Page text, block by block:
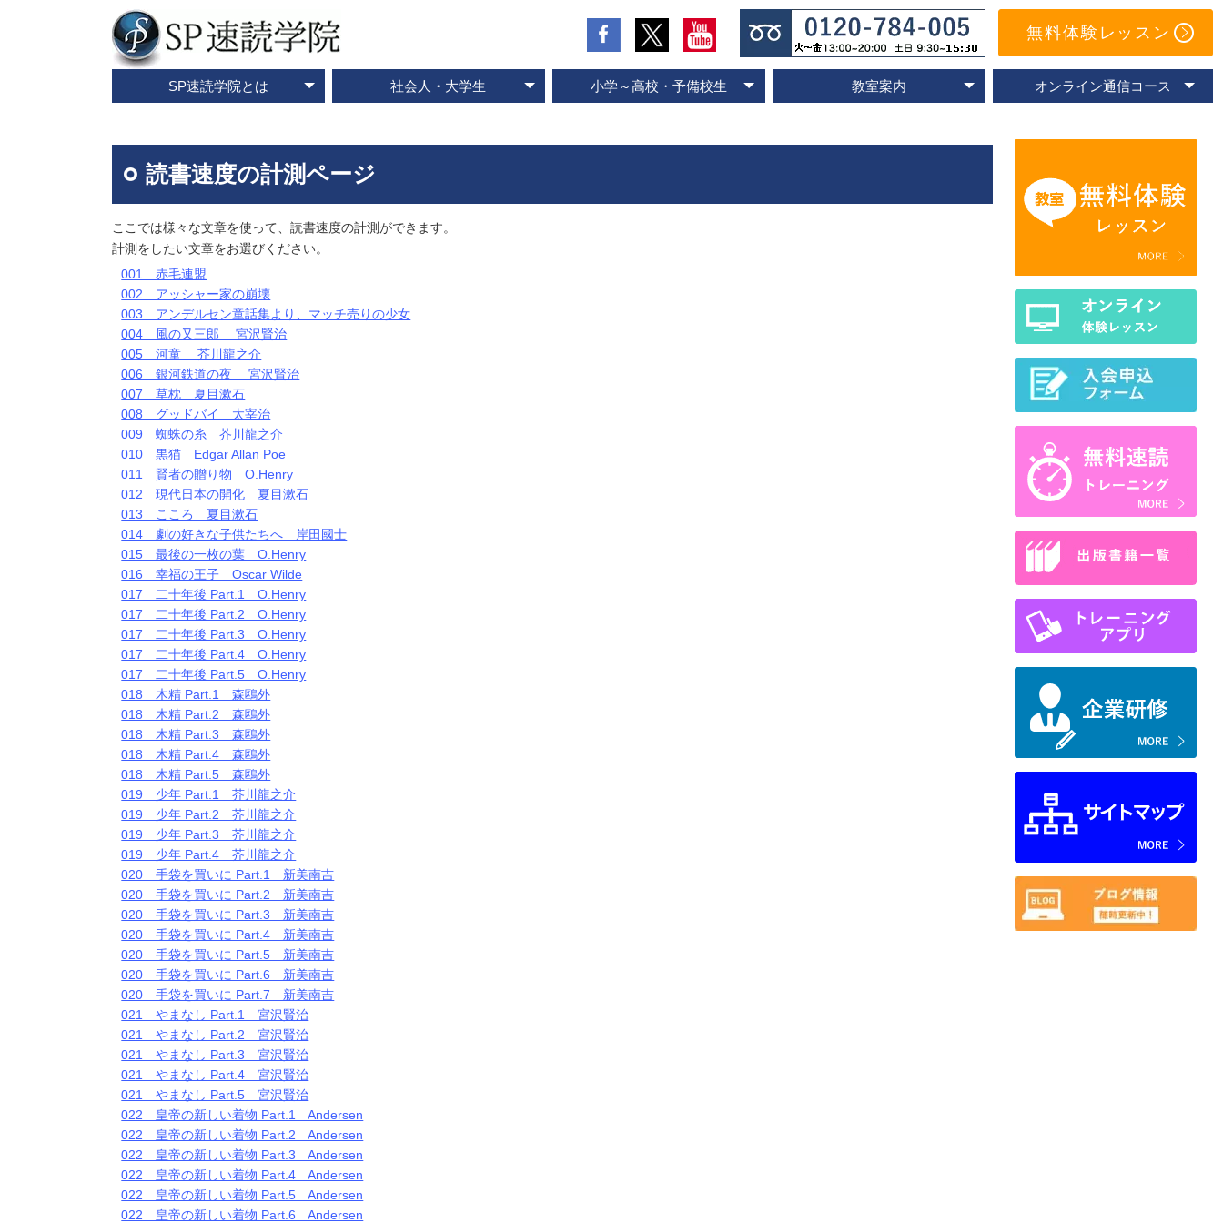
無料体験レッスン
SP速読学院とは 社会人・大学生 小学～高校・予備校生 教室案内 オンライン通信コース
読書速度の計測ページ
ここでは様々な文章を使って、読書速度の計測ができます。
計測をしたい文章をお選びください。
001 赤毛連盟
002 アッシャー家の崩壊
003 アンデルセン童話集より、マッチ売りの少女
004 風の又三郎 宮沢賢治
005 河童 芥川龍之介
006 銀河鉄道の夜 宮沢賢治
007 草枕 夏目漱石
008 グッドバイ 太宰治
009 蜘蛛の糸 芥川龍之介
010 黒猫 Edgar Allan Poe
011 賢者の贈り物 O.Henry
012 現代日本の開化 夏目漱石
013 こころ 夏目漱石
014 劇の好きな子供たちへ 岸田國士
015 最後の一枚の葉 O.Henry
016 幸福の王子 Oscar Wilde
017 二十年後 Part.1 O.Henry
017 二十年後 Part.2 O.Henry
017 二十年後 Part.3 O.Henry
017 二十年後 Part.4 O.Henry
017 二十年後 Part.5 O.Henry
018 木精 Part.1 森鴎外
018 木精 Part.2 森鴎外
018 木精 Part.3 森鴎外
018 木精 Part.4 森鴎外
018 木精 Part.5 森鴎外
019 少年 Part.1 芥川龍之介
019 少年 Part.2 芥川龍之介
019 少年 Part.3 芥川龍之介
019 少年 Part.4 芥川龍之介
020 手袋を買いに Part.1 新美南吉
020 手袋を買いに Part.2 新美南吉
020 手袋を買いに Part.3 新美南吉
020 手袋を買いに Part.4 新美南吉
020 手袋を買いに Part.5 新美南吉
020 手袋を買いに Part.6 新美南吉
020 手袋を買いに Part.7 新美南吉
021 やまなし Part.1 宮沢賢治
021 やまなし Part.2 宮沢賢治
021 やまなし Part.3 宮沢賢治
021 やまなし Part.4 宮沢賢治
021 やまなし Part.5 宮沢賢治
022 皇帝の新しい着物 Part.1 Andersen
022 皇帝の新しい着物 Part.2 Andersen
022 皇帝の新しい着物 Part.3 Andersen
022 皇帝の新しい着物 Part.4 Andersen
022 皇帝の新しい着物 Part.5 Andersen
022 皇帝の新しい着物 Part.6 Andersen